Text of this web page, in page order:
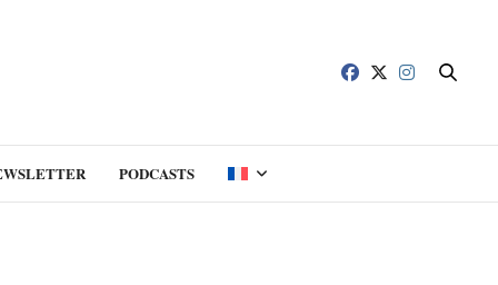
PODCASTS